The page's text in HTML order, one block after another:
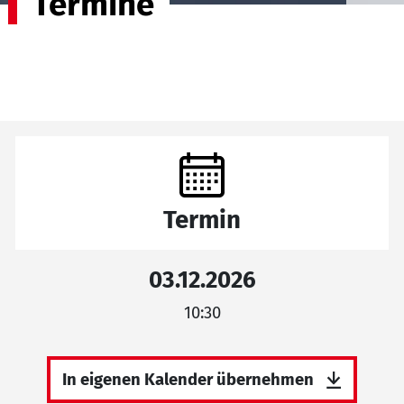
Termin
03.12.2026
10:30
In eigenen Kalender übernehmen